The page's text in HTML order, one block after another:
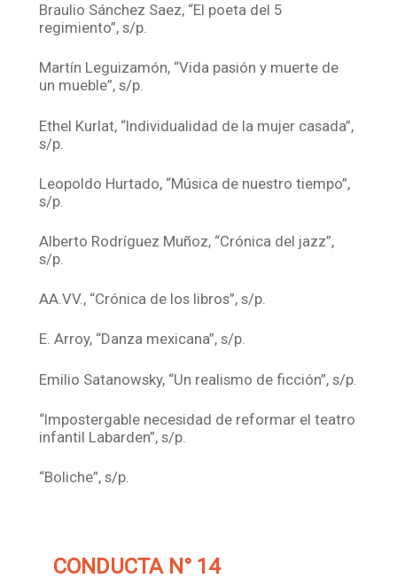
Braulio Sánchez Saez, “El poeta del 5
regimiento”, s/p.
Martín Leguizamón, “Vida pasión y muerte de
un mueble”, s/p.
Ethel Kurlat, “Individualidad de la mujer casada”,
s/p.
Leopoldo Hurtado, “Música de nuestro tiempo”,
s/p.
Alberto Rodríguez Muñoz, “Crónica del jazz”,
s/p.
AA.VV., “Crónica de los libros”, s/p.
E. Arroy, “Danza mexicana”, s/p.
Emilio Satanowsky, “Un realismo de ficción”, s/p.
“Impostergable necesidad de reformar el teatro
infantil Labarden”, s/p.
“Boliche”, s/p.
CONDUCTA N° 14